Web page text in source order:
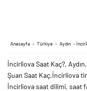
Anasayfa › Türkiye › Aydın ›
İncirliova Saat Kaç?,
Şuan Saat Kaç,İncirliova
İncirliova saat dilimi, saat